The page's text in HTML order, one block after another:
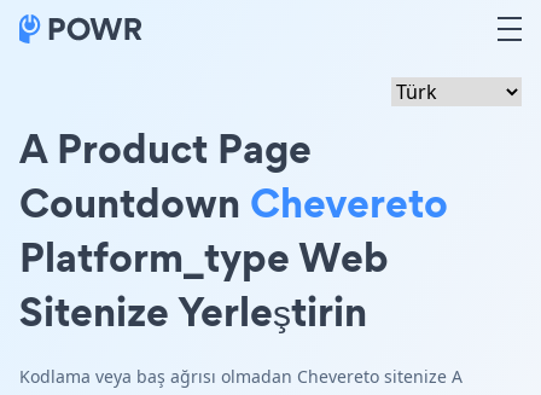
A Product Page
Countdown Chevereto
Platform_type Web
Sitenize Yerleştirin
Kodlama veya baş ağrısı olmadan Chevereto sitenize A